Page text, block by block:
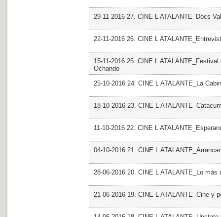
29-11-2016 27. CINE L ATALANTE_Docs
22-11-2016 26. CINE L
15-11-2016 25. CINE L
Ochando
25-10-2016 24. CINE L ATALANTE_La
18-10-2016 23. CINE L
11-10-2016 22. CINE L
04-10-2016 21. CINE L
28-06-2016 20. CINE L ATALANTE_Lo más
21-06-2016 19. CINE L ATALANTE_Cine y